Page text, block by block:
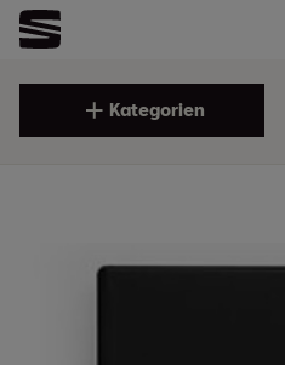
Kategorien